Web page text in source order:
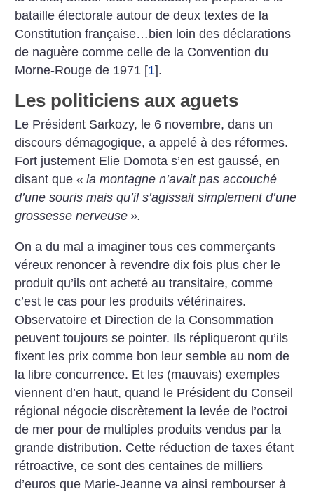
bataille électorale autour de deux textes de la
Constitution française…bien loin des déclarations
de naguère comme celle de la Convention du
Morne-Rouge de 1971 [1].
Les politiciens aux aguets
Le Président Sarkozy, le 6 novembre, dans un
discours démagogique, a appelé à des réformes.
Fort justement Elie Domota s’en est gaussé, en
disant que« la montagne n’avait pas accouché
d’une souris mais qu’il s’agissait simplement d’une
grossesse nerveuse ».
On a du mal a imaginer tous ces commerçants
véreux renoncer à revendre dix fois plus cher le
produit qu’ils ont acheté au transitaire, comme
c’est le cas pour les produits vétérinaires.
Observatoire et Direction de la Consommation
peuvent toujours se pointer. Ils répliqueront qu’ils
fixent les prix comme bon leur semble au nom de
la libre concurrence. Et les (mauvais) exemples
viennent d’en haut, quand le Président du Conseil
régional négocie discrètement la levée de l’octroi
de mer pour de multiples produits vendus par la
grande distribution. Cette réduction de taxes étant
rétroactive, ce sont des centaines de milliers
d’euros que Marie-Jeanne va ainsi rembourser à